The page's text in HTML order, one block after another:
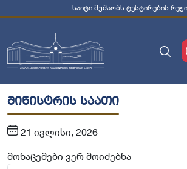
საიტი მუშაობს ტესტირების
მინისტრის საათი
21 ივლისი, 2026
მონაცემები ვერ მოიძებნა